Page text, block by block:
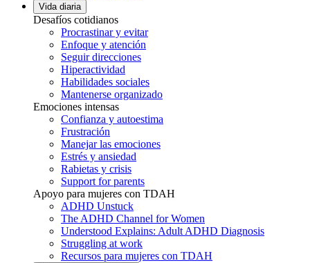
Vida diaria
Desafíos cotidianos
Procrastinar y evitar
Enfoque y atención
Seguir direcciones
Hiperactividad
Habilidades sociales
Mantenerse organizado
Emociones intensas
Confianza y autoestima
Frustración
Manejar las emociones
Estrés y ansiedad
Rabietas y crisis
Support for parents
Apoyo para mujeres con TDAH
ADHD Unstuck
The ADHD Channel for Women
Understood Explains: Adult ADHD Diagnosis
Struggling at work
Recursos para mujeres con TDAH